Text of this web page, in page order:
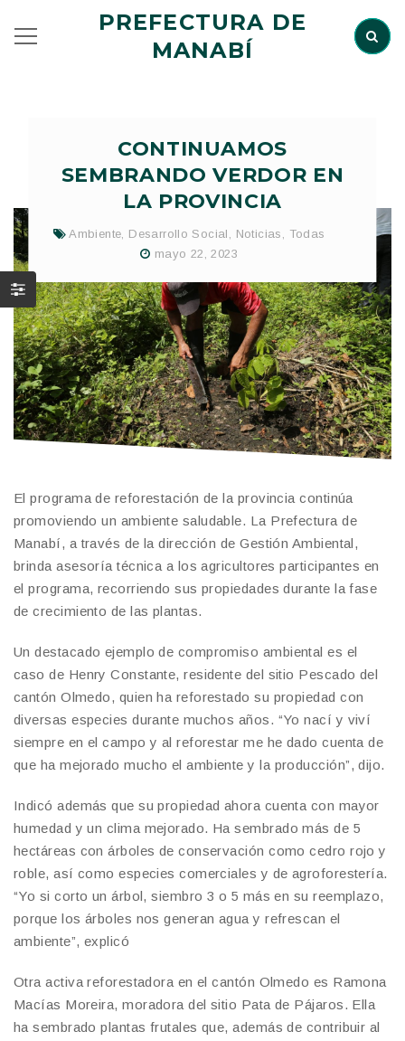
PREFECTURA DE
MANABÍ
CONTINUAMOS
SEMBRANDO VERDOR EN
LA PROVINCIA
Ambiente Desarrollo Social Noticias
Todas
mayo 22, 2023
El programa de reforestación de la provincia continúa
promoviendo un ambiente saludable. La Prefectura de
Manabí, a través de la dirección de Gestión Ambiental,
brinda asesoría técnica a los agricultores participantes en
el programa, recorriendo sus propiedades durante la fase
de crecimiento de las plantas.
Un destacado ejemplo de compromiso ambiental es el
caso de Henry Constante, residente del sitio Pescado del
cantón Olmedo, quien ha reforestado su propiedad con
diversas especies durante muchos años. “Yo nací y viví
siempre en el campo y al reforestar me he dado cuenta de
que ha mejorado mucho el ambiente y la producción”, dijo.
Indicó además que su propiedad ahora cuenta con mayor
humedad y un clima mejorado. Ha sembrado más de 5
hectáreas con árboles de conservación como cedro rojo y
roble, así como especies comerciales y de agroforestería.
“Yo si corto un árbol, siembro 3 o 5 más en su reemplazo,
porque los árboles nos generan agua y refrescan el
ambiente”, explicó
Otra activa reforestadora en el cantón Olmedo es Ramona
Macías Moreira, moradora del sitio Pata de Pájaros. Ella
ha sembrado plantas frutales que, además de contribuir al